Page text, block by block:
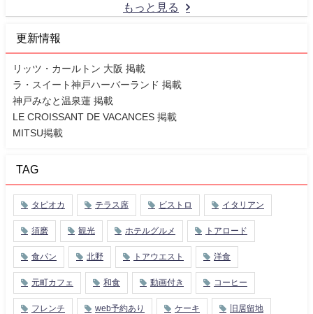
もっと見る
更新情報
リッツ・カールトン 大阪 掲載
ラ・スイート神戸ハーバーランド 掲載
神戸みなと温泉蓮 掲載
LE CROISSANT DE VACANCES 掲載
MITSU掲載
TAG
タピオカ テラス席 ビストロ イタリアン
須磨 観光 ホテルグルメ トアロード
食パン 北野 トアウエスト 洋食
元町カフェ 和食 動画付き コーヒー
フレンチ web予約あり ケーキ 旧居留地